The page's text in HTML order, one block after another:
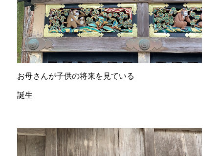
お母さんが子供の将来を見ている
誕生